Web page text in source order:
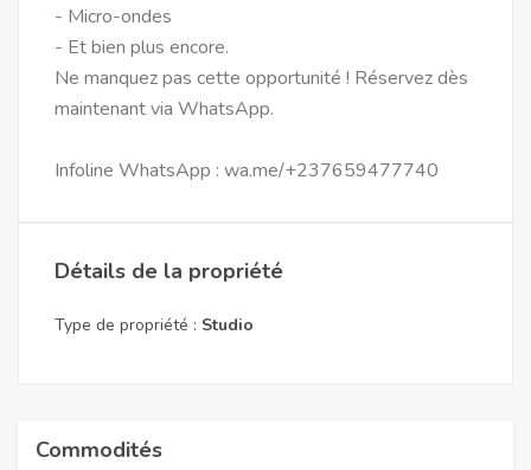
- Micro-ondes
- Et bien plus encore.
Ne manquez pas cette opportunité ! Réservez dès
maintenant via WhatsApp.
Infoline WhatsApp : wa.me/+237659477740
Détails de la propriété
Type de propriété : Studio
Commodités